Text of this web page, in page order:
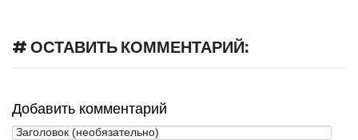
# ОСТАВИТЬ КОММЕНТАРИЙ:
Добавить комментарий